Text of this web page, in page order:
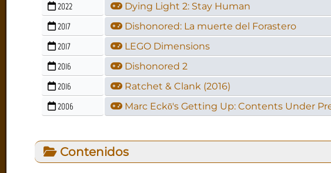
2022 Dying Light 2: Stay Human
2017 Dishonored: La muerte del Forastero
2017 LEGO Dimensions
2016 Dishonored 2
2016 Ratchet & Clank (2016)
2006 Marc Eckō's Getting Up: Contents Under
Contenidos